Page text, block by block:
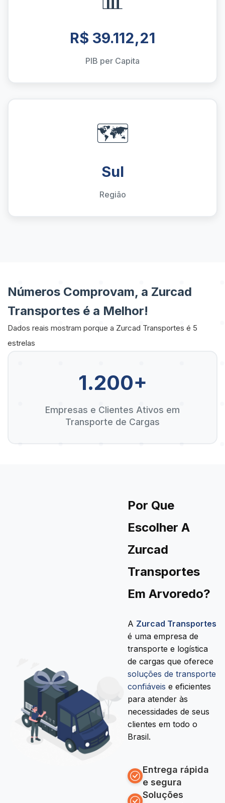
R$ 39.112,21
PIB per Capita
🗺️
Sul
Região
Números Comprovam, a Zurcad
Transportes é a Melhor!
Dados reais mostram porque a Zurcad Transportes é 5
estrelas
1.200+
Empresas e Clientes Ativos em
Transporte de Cargas
Por Que
Escolher A
Zurcad
Transportes
Em Arvoredo?
A Zurcad Transportes
é uma empresa de
transporte e logística
de cargas que oferece
soluções de transporte
confiáveis e eficientes
para atender às
necessidades de seus
clientes em todo o
Brasil.
Entrega rápida
e segura
Soluções